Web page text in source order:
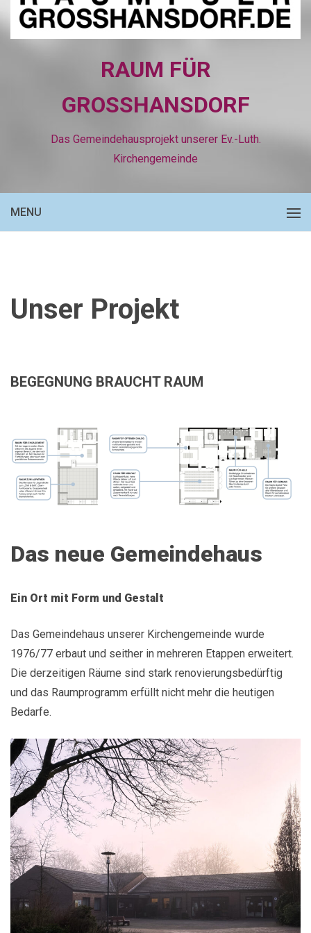
RAUM FÜR
GROSSHANSDORF
Das Gemeindehausprojekt unserer Ev.-Luth.
Kirchengemeinde
MENU
Unser Projekt
BEGEGNUNG BRAUCHT RAUM
Das neue Gemeindehaus
Ein Ort mit Form und Gestalt
Das Gemeindehaus unserer Kirchengemeinde wurde
1976/77 erbaut und seither in mehreren Etappen erweitert.
Die derzeitigen Räume sind stark renovierungsbedürftig
und das Raumprogramm erfüllt nicht mehr die heutigen
Bedarfe.